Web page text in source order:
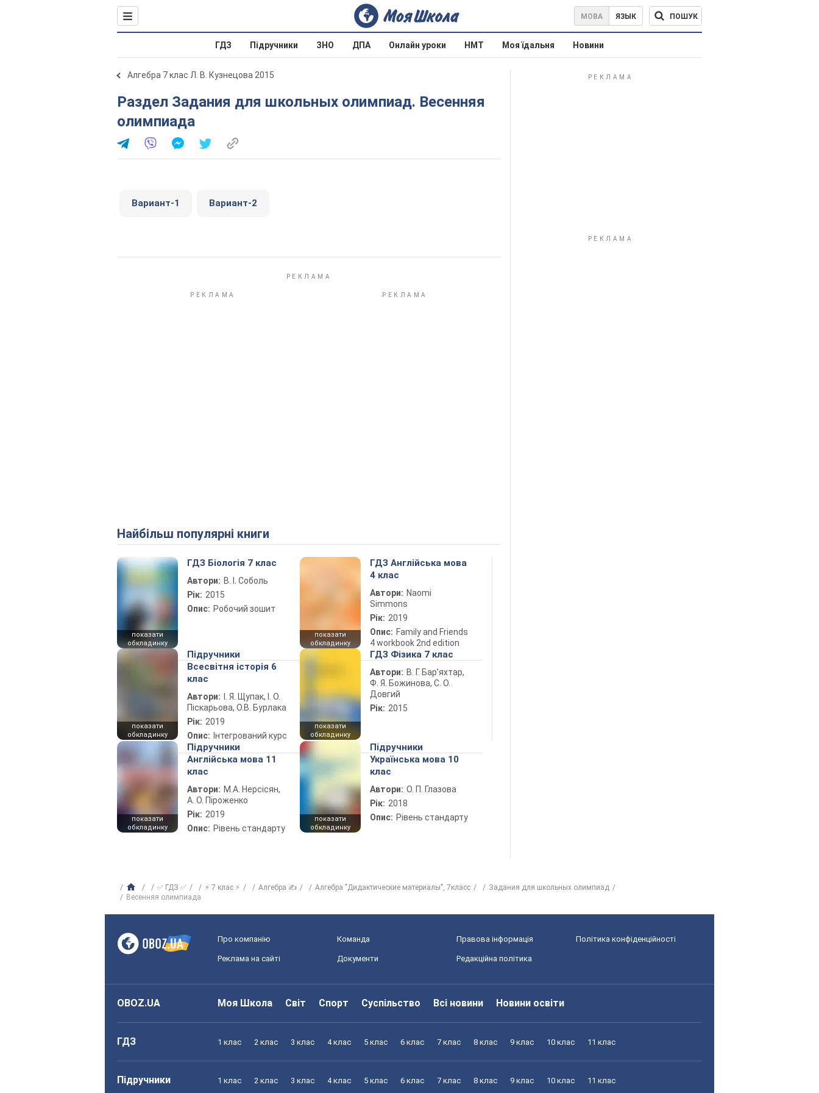
МОВА ЯЗЫК ПОШУК
ГДЗ Підручники ЗНО ДПА Онлайн уроки НМТ Моя їдальня Новини
Алгебра 7 клас Л. В. Кузнецова 2015
Раздел Задания для школьных олимпиад. Весенняя
олимпиада
Вариант-1 Вариант-2
Найбільш популярні книги
показати
обкладинку
ГДЗ Біологія 7 клас
Автори: В. І. Соболь
Рік: 2015
Опис: Робочий зошит
показати
обкладинку
ГДЗ Англійська мова
4 клас
Автори: Naomi
Simmons
Рік: 2019
Опис: Family and Friends
4 workbook 2nd edition
показати
обкладинку
Підручники
Всесвітня історія 6
клас
Автори:
І. Я. Щупак, І. О.
Піскарьова, О.В. Бурлака
Рік: 2019
Опис: Інтегрований курс
показати
обкладинку
ГДЗ Фізика 7 клас
Автори: В. Г. Бар’яхтар,
Ф. Я. Божинова, С. О.
Довгий
Рік: 2015
показати
обкладинку
Підручники
Англійська мова 11
клас
Автори: М.А. Нерсісян,
А. О. Піроженко
Рік: 2019
Опис: Рівень стандарту
показати
обкладинку
Підручники
Українська мова 10
клас
Автори: О. П. Глазова
Рік: 2018
Опис: Рівень стандарту
✅ ГДЗ ✅ ⚡ 7 клас ⚡ Алгебра ✍ Алгебра "Дидактические материалы", 7класс
Задания для школьных олимпиад
Весенняя олимпиада
Про компанію Команда Правова інформація Політика конфіденційності
Реклама на сайті Документи Редакційна політика
OBOZ.UA Моя Школа Світ Спорт Суспільство Всі новини Новини освіти
ГДЗ 1 клас 2 клас 3 клас 4 клас 5 клас 6 клас 7 клас 8 клас 9 клас 10 клас 11 клас
Підручники 1 клас 2 клас 3 клас 4 клас 5 клас 6 клас 7 клас 8 клас 9 клас 10 клас 11 клас